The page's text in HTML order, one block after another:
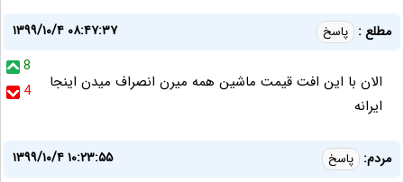
مطلع : پاسخ
۱۳۹۹/۱۰/۴ ۰۸:۴۷:۳۷
8
4
الان با این افت قیمت ماشین همه میرن انصراف میدن اینجا
ایرانه
مردم: پاسخ
۱۳۹۹/۱۰/۴ ۱۰:۲۳:۵۵